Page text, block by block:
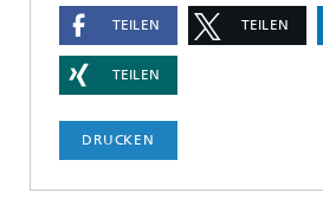
TEILEN TEILEN
TEILEN
DRUCKEN